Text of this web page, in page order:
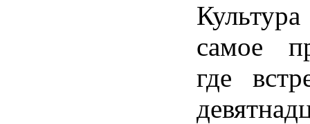
самое
где